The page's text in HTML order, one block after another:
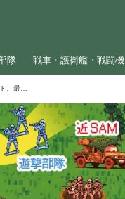
隊 戦車・護衛艦・戦闘機
自衛隊員が敵、味方に分かれて行う摸擬戦をリポート。最初の3日間はひたすら穴を掘り、陣地づくり